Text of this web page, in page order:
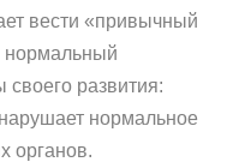
вести «привычный
нормальный
развития:
нормальное
органов.